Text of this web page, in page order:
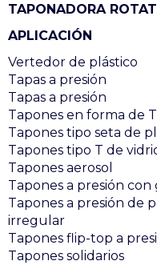
TAPONADORA
APLICACIÓN
Vertedor de plástico
Tapas a presión
Tapas a presión
Tapones en forma de T
Tapones tipo seta de
Tapones tipo T de
Tapones aerosol
Tapones a presión
Tapones a presión de
irregular
Tapones flip-top a
Tapones solidarios